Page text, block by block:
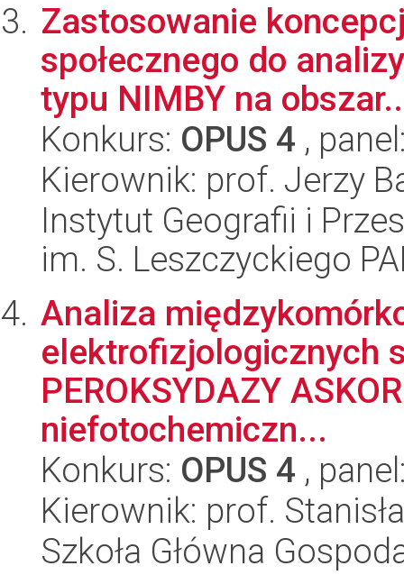
Zastosowanie
społecznego do
typu NIMBY na
Konkurs: OPUS 4 ,
Kierownik: prof. Jerzy
Instytut Geografii i
im. S. Leszczyckiego
Analiza
elektrofizjologicznych
PEROKSYDAZY
niefotochemiczn...
Konkurs: OPUS 4 ,
Kierownik: prof.
Szkoła Główna